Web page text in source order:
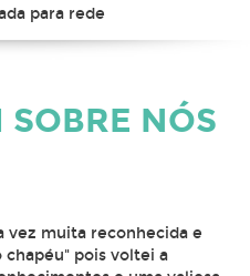
para rede
NÓS
vez muita reconhecida e
pois voltei a